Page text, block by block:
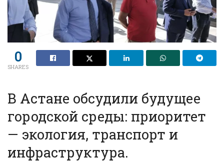
0
SHARES
В Астане обсудили будущее
городской среды: приоритет
— экология, транспорт и
инфраструктура.